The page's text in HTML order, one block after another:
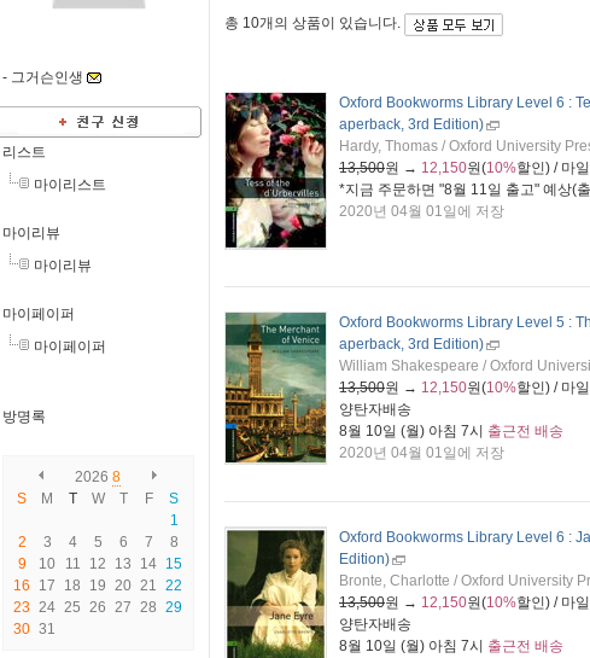
- 그거슨인생
리스트
마이리스트
마이리뷰
마이리뷰
마이페이퍼
마이페이퍼
방명록
2026 8
S
M T W T F
S
1
2
3 4 5 6 7
8
9
10 11 12 13 14 15
16
17 18 19 20 21 22
23 24 25 26 27 28 29
30 31
총 10개 의 상품이 있습니다.
Oxford Bookworms Library Level 6 :
aperback, 3rd Edition)
Hardy, Thomas / Oxford University
13,500원 → 12,150원(10%할인) / 마
*지금 주문하면 "8월 11일 출고" 예상(
2020년 04월 01일에 저장
Oxford Bookworms Library Level 5 :
aperback, 3rd Edition)
William Shakespeare / Oxford
13,500원 → 12,150원(10%할인) / 마
양탄자배송
8월 10일 (월) 아침 7시 출근전 배송
2020년 04월 01일에 저장
Oxford Bookworms Library Level 6 :
Edition)
Bronte, Charlotte / Oxford University
13,500원 → 12,150원(10%할인) / 마
양탄자배송
8월 10일 (월) 아침 7시 출근전 배송